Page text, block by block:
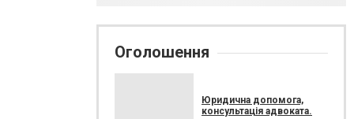
Оголошення
Юридична допомога,
консультація адвоката.